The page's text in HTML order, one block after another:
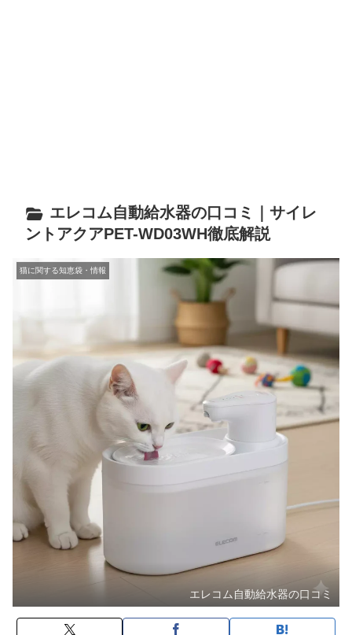
エレコム自動給水器の口コミ｜サイレ
ントアクアPET-WD03WH徹底解説
猫に関する知恵袋・情報
エレコム自動給水器の口コミ